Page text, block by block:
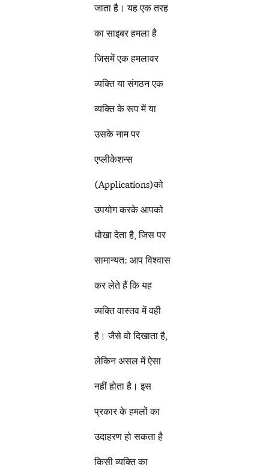
जाता है। यह एक तरह
का साइबर हमला है
जिसमें एक हमलावर
व्यक्ति या संगठन एक
व्यक्ति के रूप में या
उसके नाम पर
एप्लीकेशन्स
(Applications)को
उपयोग करके आपको
धोखा देता है, जिस पर
सामान्यत: आप विश्वास
कर लेते हैं कि यह
व्यक्ति वास्तव में वही
है। जैसे वो दिखाता है,
लेकिन असल में ऐसा
नहीं होता है। इस
प्रकार के हमलों का
उदाहरण हो सकता है
किसी व्यक्ति का